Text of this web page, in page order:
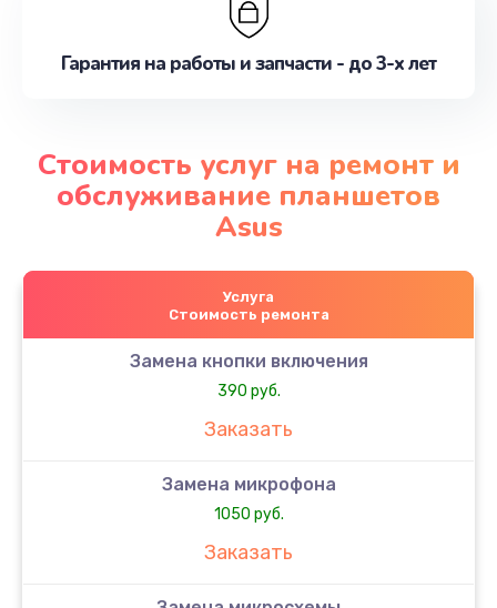
Гарантия на работы и запчасти - до 3-х лет
Стоимость услуг на ремонт и
обслуживание планшетов
Asus
Услуга
Стоимость ремонта
Замена кнопки включения
390 руб.
Заказать
Замена микрофона
1050 руб.
Заказать